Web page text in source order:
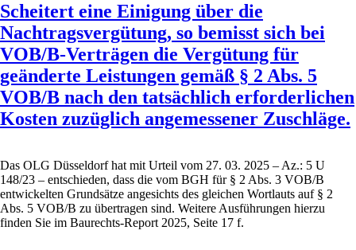
Scheitert eine Einigung über die
Nachtragsvergütung, so bemisst sich bei
VOB/B-Verträgen die Vergütung für
geänderte Leistungen gemäß § 2 Abs. 5
VOB/B nach den tatsächlich erforderlichen
Kosten zuzüglich angemessener Zuschläge.
Das OLG Düsseldorf hat mit Urteil vom 27. 03. 2025 – Az.: 5 U
148/23 – entschieden, dass die vom BGH für § 2 Abs. 3 VOB/B
entwickelten Grundsätze angesichts des gleichen Wortlauts auf § 2
Abs. 5 VOB/B zu übertragen sind. Weitere Ausführungen hierzu
finden Sie im Baurechts-Report 2025, Seite 17 f.